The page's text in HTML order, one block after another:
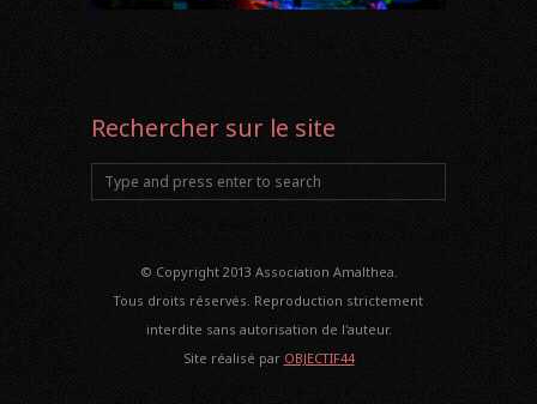
Rechercher sur le site
© Copyright 2013 Association Amalthea.
Tous droits réservés. Reproduction strictement
interdite sans autorisation de l'auteur.
Site réalisé par OBJECTIF44